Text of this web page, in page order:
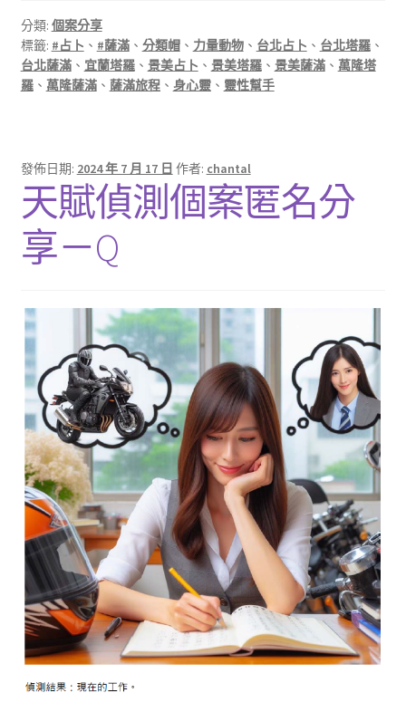
分類: 個案分享
標籤: #占卜 、 #薩滿、 分類帽、 力量動物、 台北占卜 、 台北塔羅、
台北薩滿、 宜蘭塔羅、 景美占卜 、 景美塔羅、 景美薩滿、 萬隆塔
羅、 萬隆薩滿、 薩滿旅程、 身心靈、 靈性幫手
發佈日期: 2024 年 7 月 17 日 作者: chantal
天賦偵測個案匿名分
享－Q